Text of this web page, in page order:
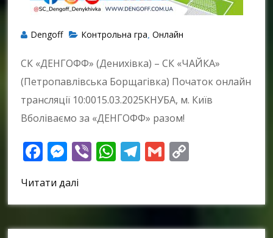
Dengoff Контрольна гра ,Онлайн
СК «ДЕНГОФФ» (Денихівка) – СК «ЧАЙКА»
(Петропавлівська Борщагівка) Початок онлайн
трансляції 10:0015.03.2025КНУБА, м. Київ
Вболіваємо за «ДЕНГОФФ» разом!
Facebook
Messenger
ViberWhatsApp
Telegram
Gmail
Читати далі